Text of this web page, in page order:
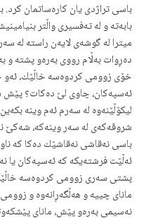
باسی تراژدی یان كارەساتمان كرد.
بابەتە و لە تەفسیری واڵتر
میترا لە گوشەی لایەن راستە لە
دەڕوات بەڵام رووی بەرەو پشتە و
خۆی زوومی كردوەسە خاڵێك، ئەو
ئەسپەكان، چاوی لێ دەكات؟ پێش
لیكۆڵێنەوە لە سەرم ئەم وینە
شروڤەكەی لە سەر وینەكە، شەكێ
باسی نەقاشی نەقاشێك دەكا كە
ئەڵێت فرشتەیكە كە ئەسپەكان یا
پشتی سەری زوومی كردوەسە
مانای چییە و هەڵگەڕانەوە و
نەسیمی بەرەو پێش، مانای